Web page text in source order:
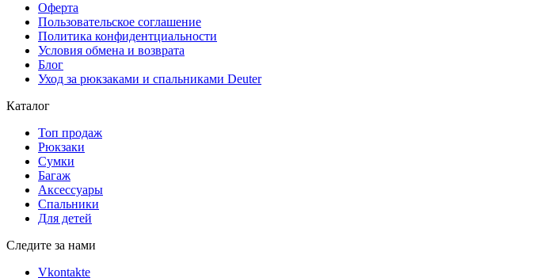
Оферта
Пользовательское соглашение
Политика конфидентциальности
Условия обмена и возврата
Блог
Уход за рюкзаками и спальниками Deuter
Каталог
Топ продаж
Рюкзаки
Сумки
Багаж
Аксессуары
Спальники
Для детей
Следите за нами
Vkontakte